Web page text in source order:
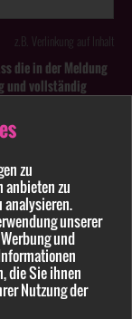
zu
anbieten zu
analysieren.
unserer
und
die Sie ihnen
Nutzung der
z.B. Verlinkung auf Inhalt
die in der Meldung
und vollständig
sind mit * markiert